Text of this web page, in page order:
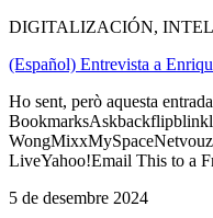
DIGITALIZACIÓN,
(Español) Entrevista a
Ho sent, però aquesta
LiveYahoo!Email This to a
5 de desembre 2024